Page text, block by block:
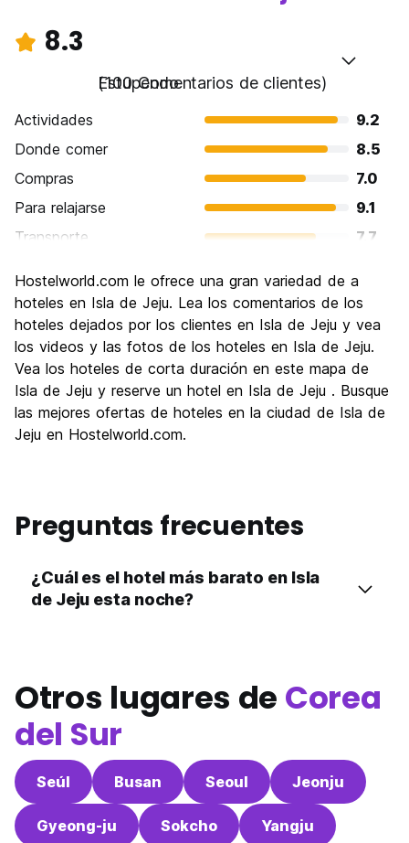
8.3
Estupendo
(100 Comentarios de clientes)
Actividades
9.2
Donde comer
8.5
Compras
7.0
Para relajarse
9.1
Transporte
7.7
Cultura
8.8
Fiesta
6.5
Calidad Precio
8.3
Hostelworld.com le ofrece una gran variedad de a
hoteles en Isla de Jeju. Lea los comentarios de los
hoteles dejados por los clientes en Isla de Jeju y vea
los videos y las fotos de los hoteles en Isla de Jeju.
Vea los hoteles de corta duración en este mapa de
Isla de Jeju y reserve un hotel en Isla de Jeju . Busque
las mejores ofertas de hoteles en la ciudad de Isla de
Jeju en Hostelworld.com.
Preguntas frecuentes
¿Cuál es el hotel más barato en Isla
de Jeju esta noche?
Otros lugares de Corea
del Sur
Seúl Busan Seoul Jeonju
Gyeong-ju Sokcho Yangju